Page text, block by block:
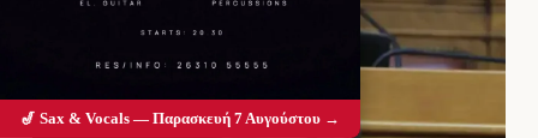
🎷 Sax & Vocals — Παρασκευή 7 Αυγούστου →